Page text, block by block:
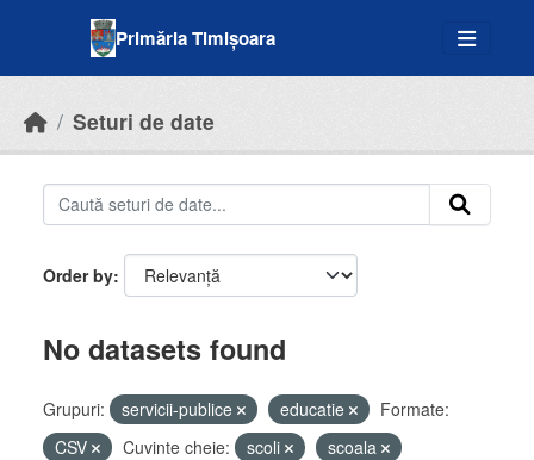
Primăria Timișoara
Seturi de date
Order by
No datasets found
Grupuri: servicii-publice educatie
Formate:
CSV
Cuvinte cheie: scoli
scoala